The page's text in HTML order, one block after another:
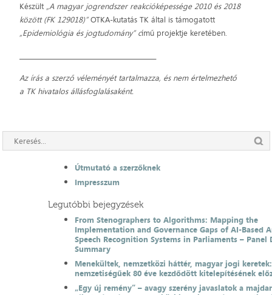
Készült „A magyar jogrendszer reakcióképessége 2010 és 2018
között (FK 129018)”OTKA-kutatás TK által is támogatott
„Epidemiológia és jogtudomány” című projektje keretében.
Az írás a szerző véleményét tartalmazza, és nem értelmezhető
a TK hivatalos állásfoglalásaként.
Útmutató a szerzőknek
Impresszum
Legutóbbi bejegyzések
From Stenographers to Algorithms: Mapping the
Implementation and Governance Gaps of AI-Based
Speech Recognition Systems in Parliaments – Panel
Summary
Menekültek, nemzetközi háttér, magyar jogi
nemzetiségűek 80 éve kezdődött kitelepítésének
„Egy új remény” – avagy szerény javaslatok a